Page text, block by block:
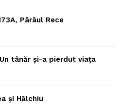
Pârâul Rece
tânăr și-a pierdut viața
și Hălchiu